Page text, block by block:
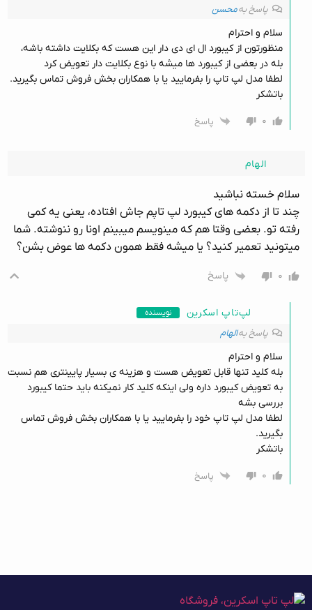
پاسخ بهمحسن
سلام و احترام
منظورتون از کیبورد ال ای دی دار این هست که بکلایت داشته باشه،
بله در بعضی از کیبورد ها میشه با نوع بکلایت دار تعویض کرد
لطفا مدل لپ تاپ را بفرمایید یا با همکاران بخش فروش تماس بگیرید.
باتشکر
۰
پاسخ
الهام
سلام خسته نباشید
چند تا از دکمه های کیبورد لپ تاپم جاش افتاده، یعنی یه کمی
رفته تو. بعضی وقتا هم که مینویسم میبینم اونا رو ننوشته. شما
میتونید تعمیر کنید؟ یا میشه فقط همون دکمه ها عوض بشن؟
۰ پاسخ
لپ‌تاپ اسکرین نویسنده
پاسخ بهالهام
سلام و احترام
بله کلید تنها قابل تعویض هست و هزینه ی بسیار پایینتری هم نسبت
به تعویض کیبورد داره ولی اینکه کلید کار نمیکنه باید حتما کیبورد
بررسی بشه
لطفا مدل لپ تاپ خود را بفرمایید یا با همکاران بخش فروش تماس
بگیرید.
باتشکر
۰
پاسخ